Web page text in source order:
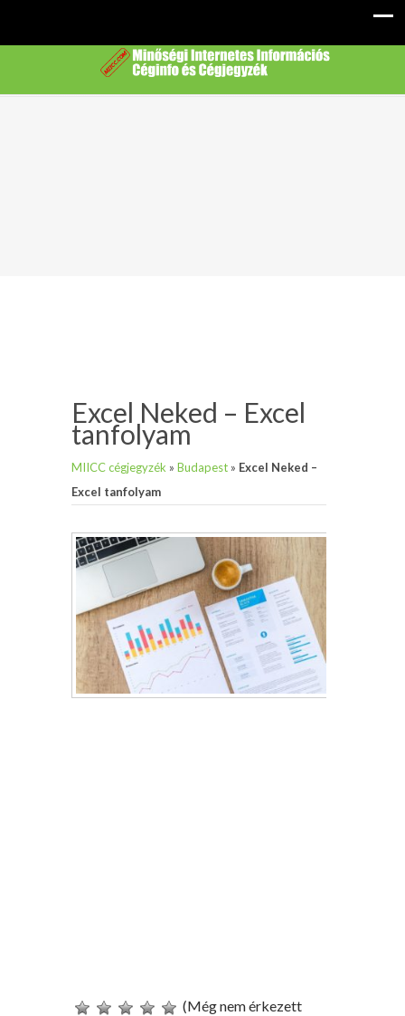
Excel Neked – Excel
tanfolyam
MIICC cégjegyzék » Budapest » Excel Neked –
Excel tanfolyam
(Még nem érkezett